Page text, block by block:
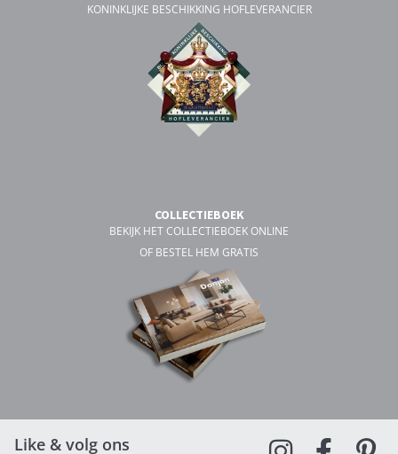
KONINKLIJKE BESCHIKKING HOFLEVERANCIER
COLLECTIEBOEK
BEKIJK HET COLLECTIEBOEK ONLINE
OF BESTEL HEM GRATIS
Like & volg ons